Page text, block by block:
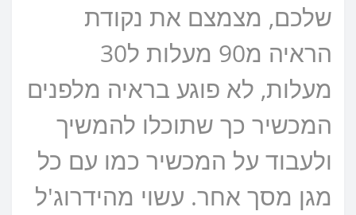
שלכם, מצמצם את נקודת
הראיה מ90 מעלות ל30
מעלות, לא פוגע בראיה מלפנים
המכשיר כך שתוכלו להמשיך
ולעבוד על המכשיר כמו עם כל
מגן מסך אחר. עשוי מהידרוג'ל